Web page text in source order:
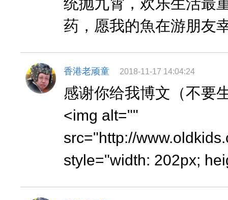
药，愿我的魚在游朋友
香港老顽童 2018-11-17 14:04:24
感谢你给我博文（不要
<img alt=""
src="http://
style="width: 202px;